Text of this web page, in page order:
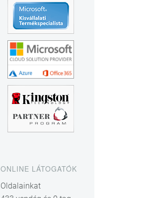
ONLINE LÁTOGATÓK
Oldalainkat